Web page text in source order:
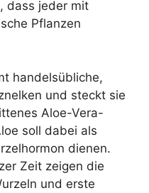
dass jeder mit
Pflanzen
handelsübliche,
und steckt sie
Aloe-Vera-
soll dabei als
dienen.
Zeit zeigen die
und erste